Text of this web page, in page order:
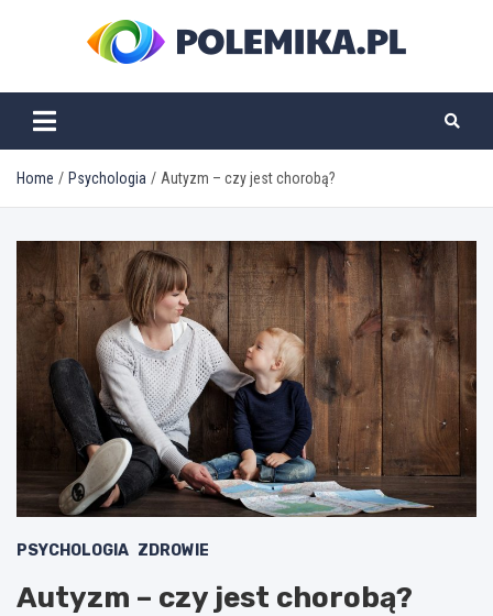
polemika.pl
Home Psychologia Autyzm – czy jest chorobą?
PSYCHOLOGIA ZDROWIE
Autyzm – czy jest chorobą?